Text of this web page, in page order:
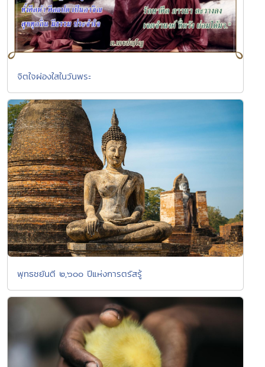
จิตใจผ่องใสในวันพระ
พุทธชยันตี ๒,๖๐๐ ปีแห่งการตรัสรู้